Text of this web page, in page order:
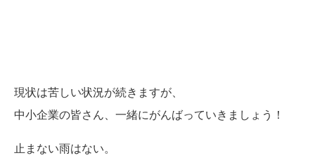
現状は苦しい状況が続きますが、
中小企業の皆さん、一緒にがんばっていきましょう！
止まない雨はない。